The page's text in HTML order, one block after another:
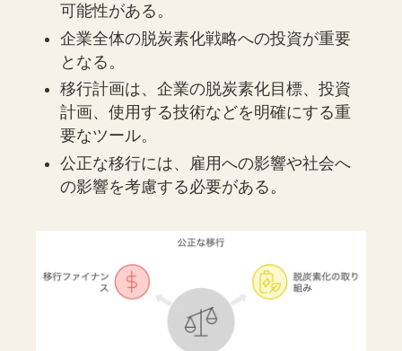
可能性がある。
企業全体の脱炭素化戦略への投資が重要
となる。
移行計画は、企業の脱炭素化目標、投資
計画、使用する技術などを明確にする重
要なツール。
公正な移行には、雇用への影響や社会へ
の影響を考慮する必要がある。